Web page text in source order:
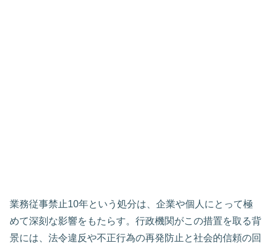
業務従事禁止10年という処分は、企業や個人にとって極
めて深刻な影響をもたらす。行政機関がこの措置を取る背
景には、法令違反や不正行為の再発防止と社会的信頼の回